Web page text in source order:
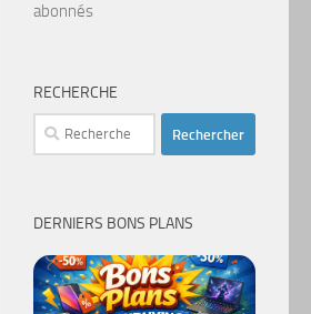
abonnés
RECHERCHE
Rechercher :
DERNIERS BONS PLANS